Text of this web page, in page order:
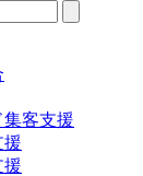
客支援
援
援